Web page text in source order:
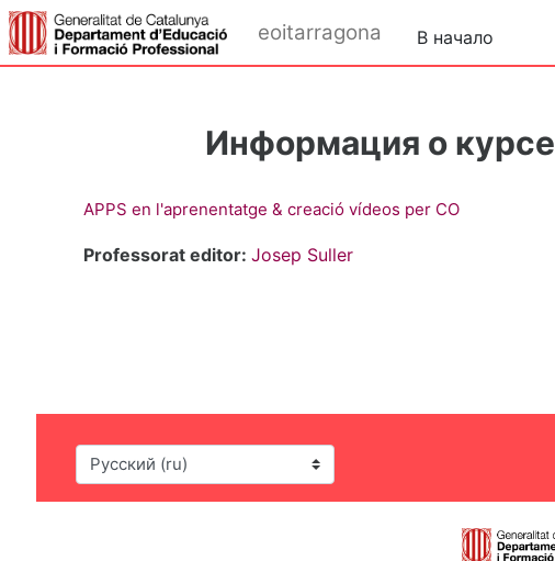
Перейти к основному содержанию
eoitarragona В начало
Информация о курсе
APPS en l'aprenentatge & creació vídeos per CO
Professorat editor: Josep Suller
Язык